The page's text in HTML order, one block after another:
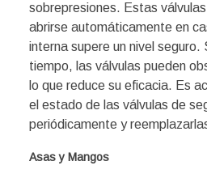
sobrepresiones. Estas
abrirse automáticamente en
interna supere un nivel seguro.
tiempo, las válvulas pueden
lo que reduce su eficacia. Es
el estado de las válvulas de
periódicamente y
Asas y Mangos